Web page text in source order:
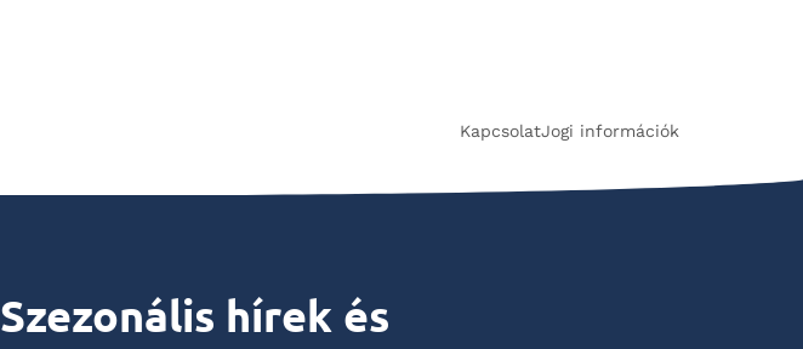
KapcsolatJogi információk
Szezonális hírek és